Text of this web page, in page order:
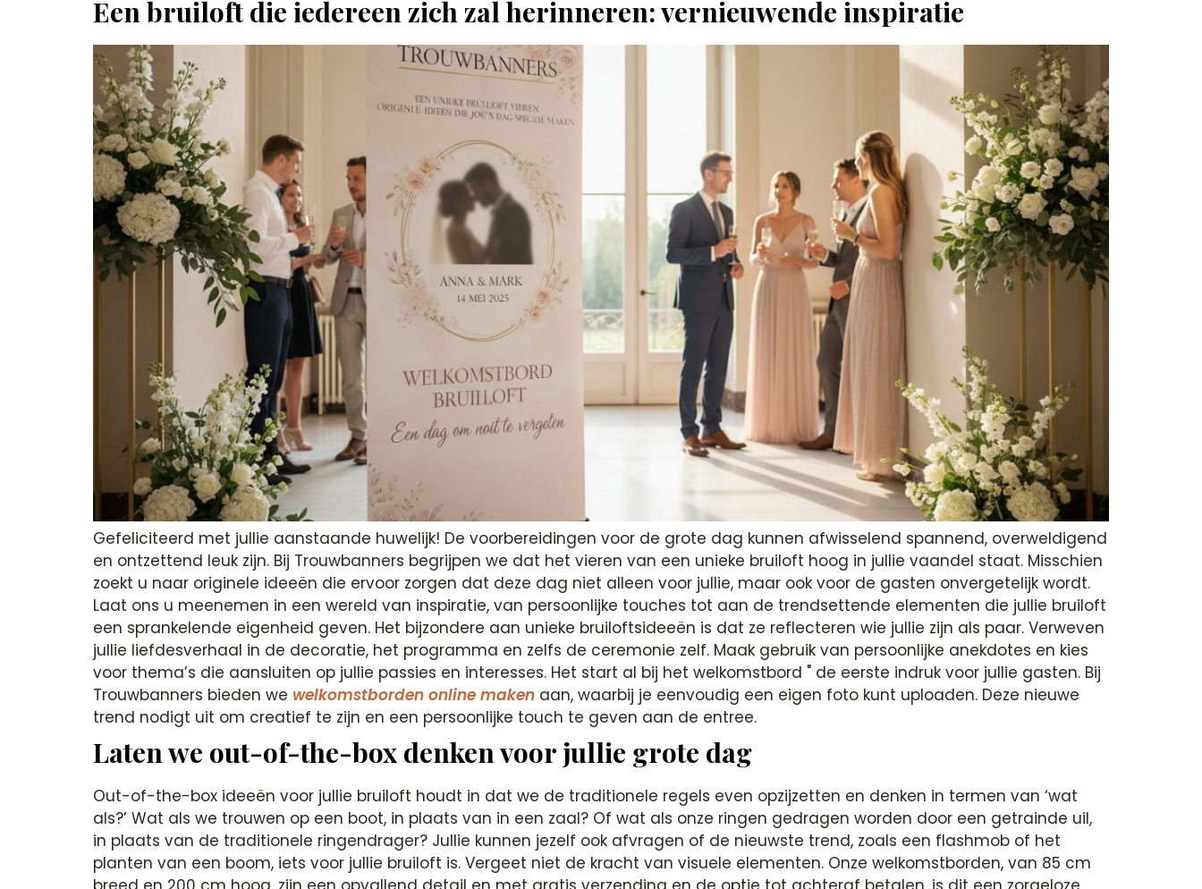
Een bruiloft die iedereen zich zal herinneren: vernieuwende inspiratie
Gefeliciteerd met jullie aanstaande huwelijk! De voorbereidingen voor de grote dag kunnen afwisselend spannend, overweldigend
en ontzettend leuk zijn. Bij Trouwbanners begrijpen we dat het vieren van een unieke bruiloft hoog in jullie vaandel staat. Misschien
zoekt u naar originele ideeën die ervoor zorgen dat deze dag niet alleen voor jullie, maar ook voor de gasten onvergetelijk wordt.
Laat ons u meenemen in een wereld van inspiratie, van persoonlijke touches tot aan de trendsettende elementen die jullie bruiloft
een sprankelende eigenheid geven. Het bijzondere aan unieke bruiloftsideeën is dat ze reflecteren wie jullie zijn als paar. Verweven
jullie liefdesverhaal in de decoratie, het programma en zelfs de ceremonie zelf. Maak gebruik van persoonlijke anekdotes en kies
voor thema’s die aansluiten op jullie passies en interesses. Het start al bij het welkomstbord " de eerste indruk voor jullie gasten. Bij
Trouwbanners bieden we welkomstborden online maken aan, waarbij je eenvoudig een eigen foto kunt uploaden. Deze nieuwe
trend nodigt uit om creatief te zijn en een persoonlijke touch te geven aan de entree.
Laten we out-of-the-box denken voor jullie grote dag
Out-of-the-box ideeën voor jullie bruiloft houdt in dat we de traditionele regels even opzijzetten en denken in termen van ‘wat
als?’ Wat als we trouwen op een boot, in plaats van in een zaal? Of wat als onze ringen gedragen worden door een getrainde uil,
in plaats van de traditionele ringendrager? Jullie kunnen jezelf ook afvragen of de nieuwste trend, zoals een flashmob of het
planten van een boom, iets voor jullie bruiloft is. Vergeet niet de kracht van visuele elementen. Onze welkomstborden, van 85 cm